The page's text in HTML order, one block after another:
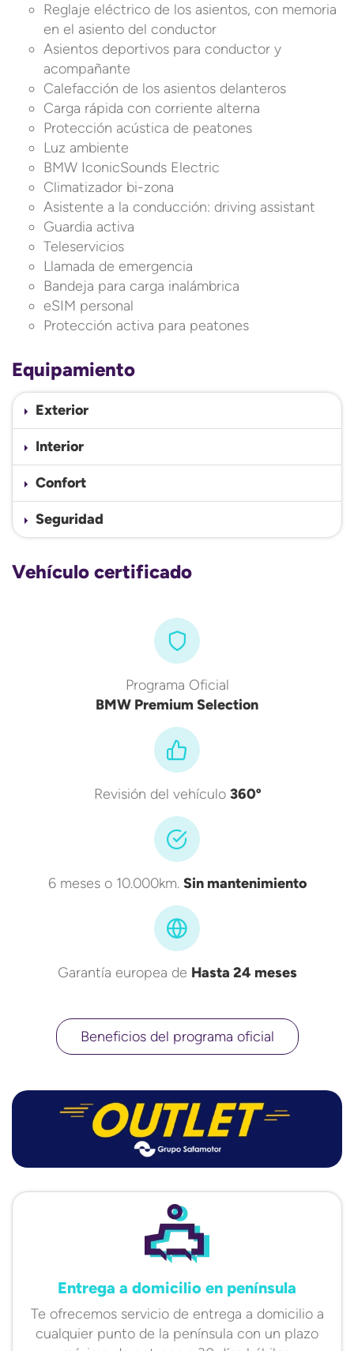
Reglaje eléctrico de los asientos, con memoria
en el asiento del conductor
Asientos deportivos para conductor y
acompañante
Calefacción de los asientos delanteros
Carga rápida con corriente alterna
Protección acústica de peatones
Luz ambiente
BMW IconicSounds Electric
Climatizador bi-zona
Asistente a la conducción: driving assistant
Guardia activa
Teleservicios
Llamada de emergencia
Bandeja para carga inalámbrica
eSIM personal
Protección activa para peatones
Equipamiento
Exterior
Interior
Confort
Seguridad
Vehículo certificado
Programa Oficial
BMW Premium Selection
Revisión del vehículo 360º
6 meses o 10.000km. Sin mantenimiento
Garantía europea de Hasta 24 meses
Beneficios del programa oficial
Entrega a domicilio en península
Te ofrecemos servicio de entrega a domicilio a
cualquier punto de la península con un plazo